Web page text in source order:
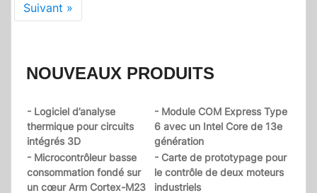
Suivant »
NOUVEAUX PRODUITS
- Logiciel d’analyse
thermique pour circuits
intégrés 3D
- Module COM Express Type
6 avec un Intel Core de 13e
génération
- Microcontrôleur basse
consommation fondé sur
un cœur Arm Cortex-M23
- Carte de prototypage pour
le contrôle de deux moteurs
industriels